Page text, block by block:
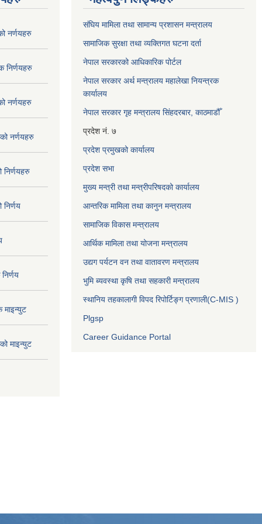
नर्णयहरु
निर्णयहरु
नर्णयहरु
नर्णयहरु
निर्णयहरु
माइन्युट
माइन्युट
संघिय मामिला तथा सामान्य प्रशासन मन्त्रालय
सामाजिक सुरक्षा तथा व्यक्तिगत घटना दर्ता
नेपाल सरकारको आधिकारिक पोर्टल
नेपाल सरकार अर्थ मन्त्रालय महालेखा नियन्त्रक
कार्यालय
नेपाल सरकार गृह मन्त्रालय सिंहदरबार, काठमाडौँ
प्रदेश नं. ७
प्रदेश प्रमुखको कार्यालय
प्रदेश सभा
मुख्य मन्त्री तथा मन्त्रीपरिषदको कार्यालय
आन्तरिक मामिला तथा कानुन मन्त्रालय
सामाजिक विकास मन्त्रालय
आर्थिक मामिला तथा योजना मन्त्रालय
उद्यग पर्यटन वन तथा वातावरण मन्त्रालय
भुमि ब्यवस्था कृषि तथा सहकारी मन्त्रालय
स्थानिय तहकालागी विपद रिपोर्टिङ्ग प्रणाली(C-MIS )
Plgsp
Career Guidance Portal